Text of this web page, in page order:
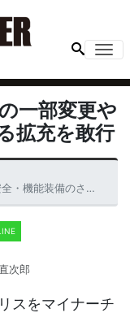
一部変更や
拡充を敢行
のさらなる拡充を敢行
次郎
スをマイナーチ